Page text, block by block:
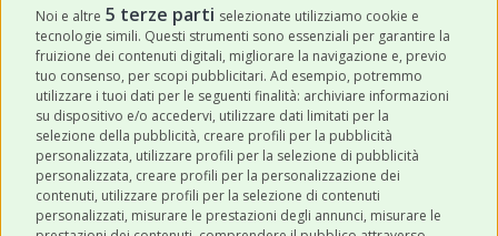
Noi e altre 5 terze parti selezionate utilizziamo cookie e
tecnologie simili. Questi strumenti sono essenziali per garantire la
fruizione dei contenuti digitali, migliorare la navigazione e, previo
tuo consenso, per scopi pubblicitari. Ad esempio, potremmo
utilizzare i tuoi dati per le seguenti finalità: archiviare informazioni
su dispositivo e/o accedervi, utilizzare dati limitati per la
selezione della pubblicità, creare profili per la pubblicità
personalizzata, utilizzare profili per la selezione di pubblicità
personalizzata, creare profili per la personalizzazione dei
contenuti, utilizzare profili per la selezione di contenuti
personalizzati, misurare le prestazioni degli annunci, misurare le
Acconsento a ricevere newsletter,
aggiornamenti e offerte promozionali da
Robinson Pet Shop tramite email.*